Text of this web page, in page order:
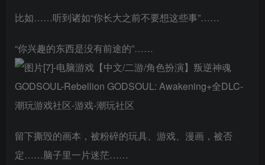
比如……听到诸如“你长大之前不要想这些事”……
“你兴趣的东西是没有前途的”……
留下撕毁的画本，被粉碎的玩具、游戏、漫画，被否
定……脑子里一片迷茫……